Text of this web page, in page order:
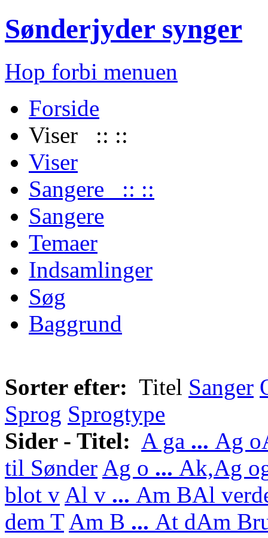
Sønderjyder synger
Hop forbi menuen
Forside
Viser :: ::
Viser
Sangere :: ::
Sangere
Temaer
Indsamlinger
Søg
Baggrund
Sorter efter: Titel Sanger
Sprog Sprogtype
Sider - Titel: A ga ... Ag o
til Sønder Ag o ... Ak,Ag
blot v Al v ... Am BAl
dem T Am B ... At dAm